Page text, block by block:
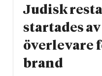
Judisk
startades
överlevare
brand